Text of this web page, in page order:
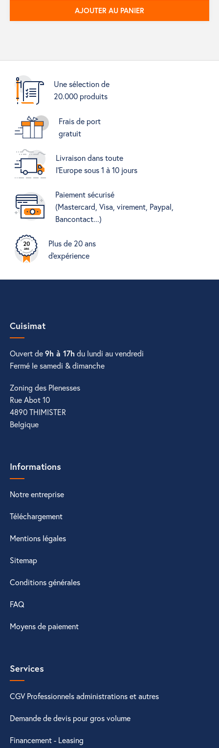
AJOUTER AU PANIER
Une sélection de
20.000 produits
Frais de port
gratuit
Livraison dans toute
l'Europe sous 1 à 10 jours
Paiement sécurisé
(Mastercard, Visa, virement, Paypal,
Bancontact...)
Plus de 20 ans
d'expérience
Cuisimat
Ouvert de9h à 17h du lundi au vendredi
Fermé le samedi & dimanche
Zoning des Plenesses
Rue Abot 10
4890 THIMISTER
Belgique
Informations
Notre entreprise
Téléchargement
Mentions légales
Sitemap
Conditions générales
FAQ
Moyens de paiement
Services
CGV Professionnels administrations et autres
Demande de devis pour gros volume
Financement - Leasing